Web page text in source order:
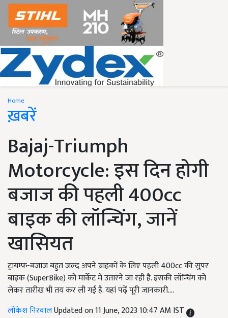
Home
ख़बरें
Bajaj-Triumph
Motorcycle: इस दिन होगी
बजाज की पहली 400cc
बाइक की लॉन्चिंग, जानें
खासियत
ट्रायम्फ-बजाज बहुत जल्द अपने ग्राहकों के लिए पहली 400cc की सुपर
बाइक (SuperBike) को मार्केट में उतारने जा रही है. इसकी लॉन्चिंग को
लेकर तारीख भी तय कर ली गई है. यहां पढ़ें पूरी जानकारी....
लोकेश निरवालUpdated on 11 June, 2023 10:47 AM IST